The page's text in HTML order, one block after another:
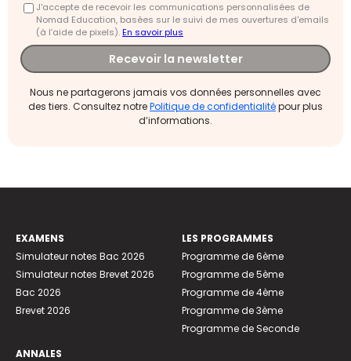
J'accepte de recevoir les communications personnalisées de
Nomad Education, basées sur le suivi de mes ouvertures d'emails
(à l’aide de pixels).En savoir plus
Recevoir la newsletter
Nous ne partagerons jamais vos données personnelles avec
des tiers. Consultez notrePolitique de confidentialitépour plus
d’informations.
EXAMENS
Simulateur notes Bac 2026
Simulateur notes Brevet 2026
Bac 2026
Brevet 2026
ANNALES
LES PROGRAMMES
Programme de 6ème
Programme de 5ème
Programme de 4ème
Programme de 3ème
Programme de Seconde